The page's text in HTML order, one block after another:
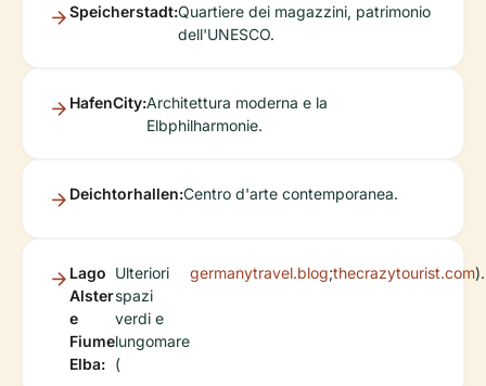
Speicherstadt:Quartiere dei magazzini, patrimonio
dell'UNESCO.
HafenCity:Architettura moderna e la
Elbphilharmonie.
Deichtorhallen:Centro d'arte contemporanea.
Lago
Alster
e
Fiume
Elba:
Ulteriori
spazi
verdi e
lungomare
(
germanytravel.blog;thecrazytourist.com).